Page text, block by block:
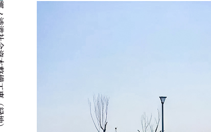
緑地）